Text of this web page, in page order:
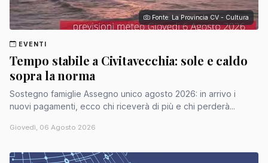
Fonte: La Provincia CV - Cultura
EVENTI
Tempo stabile a Civitavecchia: sole e caldo
sopra la norma
Sostegno famiglie Assegno unico agosto 2026: in arrivo i
nuovi pagamenti, ecco chi riceverà di più e chi perderà...
Giovedì, 06 Agosto 2026